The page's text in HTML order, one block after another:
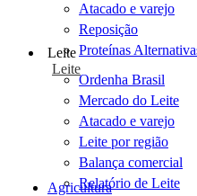
Atacado e varejo
Reposição
Proteínas
Leite
Leite
Ordenha Brasil
Mercado do Leite
Atacado e varejo
Leite por região
Balança comercial
Relatório de Leite
Agricultura